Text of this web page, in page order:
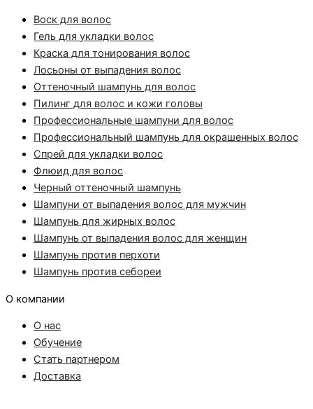
Воск для волос
Гель для укладки волос
Краска для тонирования волос
Лосьоны от выпадения волос
Оттеночный шампунь для волос
Пилинг для волос и кожи головы
Профессиональные шампуни для волос
Профессиональный шампунь для окрашенных волос
Спрей для укладки волос
Флюид для волос
Черный оттеночный шампунь
Шампуни от выпадения волос для мужчин
Шампунь для жирных волос
Шампунь от выпадения волос для женщин
Шампунь против перхоти
Шампунь против себореи
О компании
О нас
Обучение
Стать партнером
Доставка